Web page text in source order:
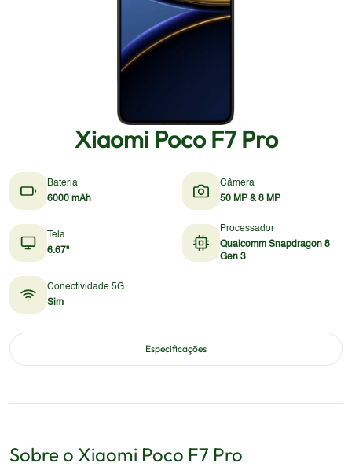
Xiaomi Poco F7 Pro
Bateria
6000 mAh
Câmera
50 MP & 8 MP
Tela
6.67"
Processador
Qualcomm Snapdragon 8
Gen 3
Conectividade 5G
Sim
Especificações
Sobre o Xiaomi Poco F7 Pro